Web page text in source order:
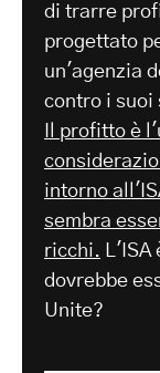
di trarre
progettato
un'agenzia
contro i
Il profitto è
intorno
sembra
ricchi. L'ISA
dovrebbe
Unite?